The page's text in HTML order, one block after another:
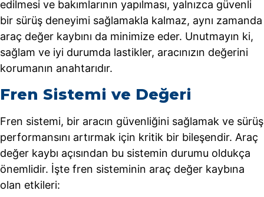
edilmesi ve bakımlarının yapılması, yalnızca güvenli
bir sürüş deneyimi sağlamakla kalmaz, aynı zamanda
araç değer kaybını da minimize eder. Unutmayın ki,
sağlam ve iyi durumda lastikler, aracınızın değerini
korumanın anahtarıdır.
Fren Sistemi ve Değeri
Fren sistemi, bir aracın güvenliğini sağlamak ve sürüş
performansını artırmak için kritik bir bileşendir. Araç
değer kaybı açısından bu sistemin durumu oldukça
önemlidir. İşte fren sisteminin araç değer kaybına
olan etkileri: